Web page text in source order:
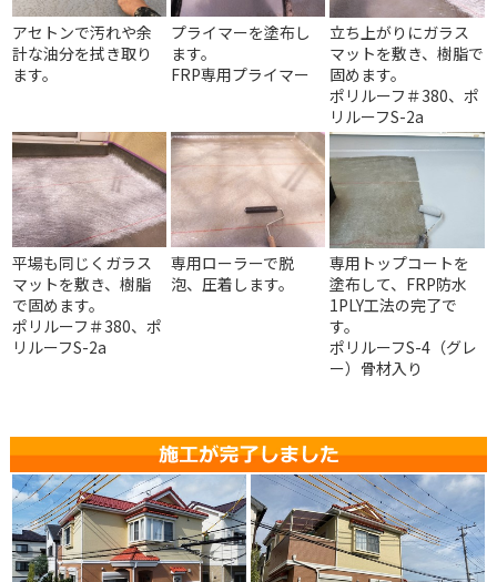
アセトンで汚れや余
計な油分を拭き取り
ます。
プライマーを塗布し
ます。
FRP専用プライマー
立ち上がりにガラス
マットを敷き、樹脂で
固めます。
ポリルーフ＃380、ポ
リルーフS-2a
平場も同じくガラス
マットを敷き、樹脂
で固めます。
ポリルーフ＃380、ポ
リルーフS-2a
専用ローラーで脱
泡、圧着します。
専用トップコートを
塗布して、FRP防水
1PLY工法の完了で
す。
ポリルーフS-4（グレ
ー）骨材入り